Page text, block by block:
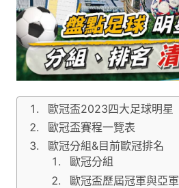
歐冠盃2023四大足球明星
歐冠盃賽程一覽表
歐冠分組&目前歐冠排名
歐冠分組
歐冠盃歷屆冠軍與亞軍